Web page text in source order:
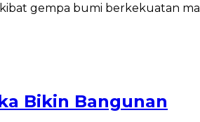
gempa bumi berkekuatan
Bikin Bangunan